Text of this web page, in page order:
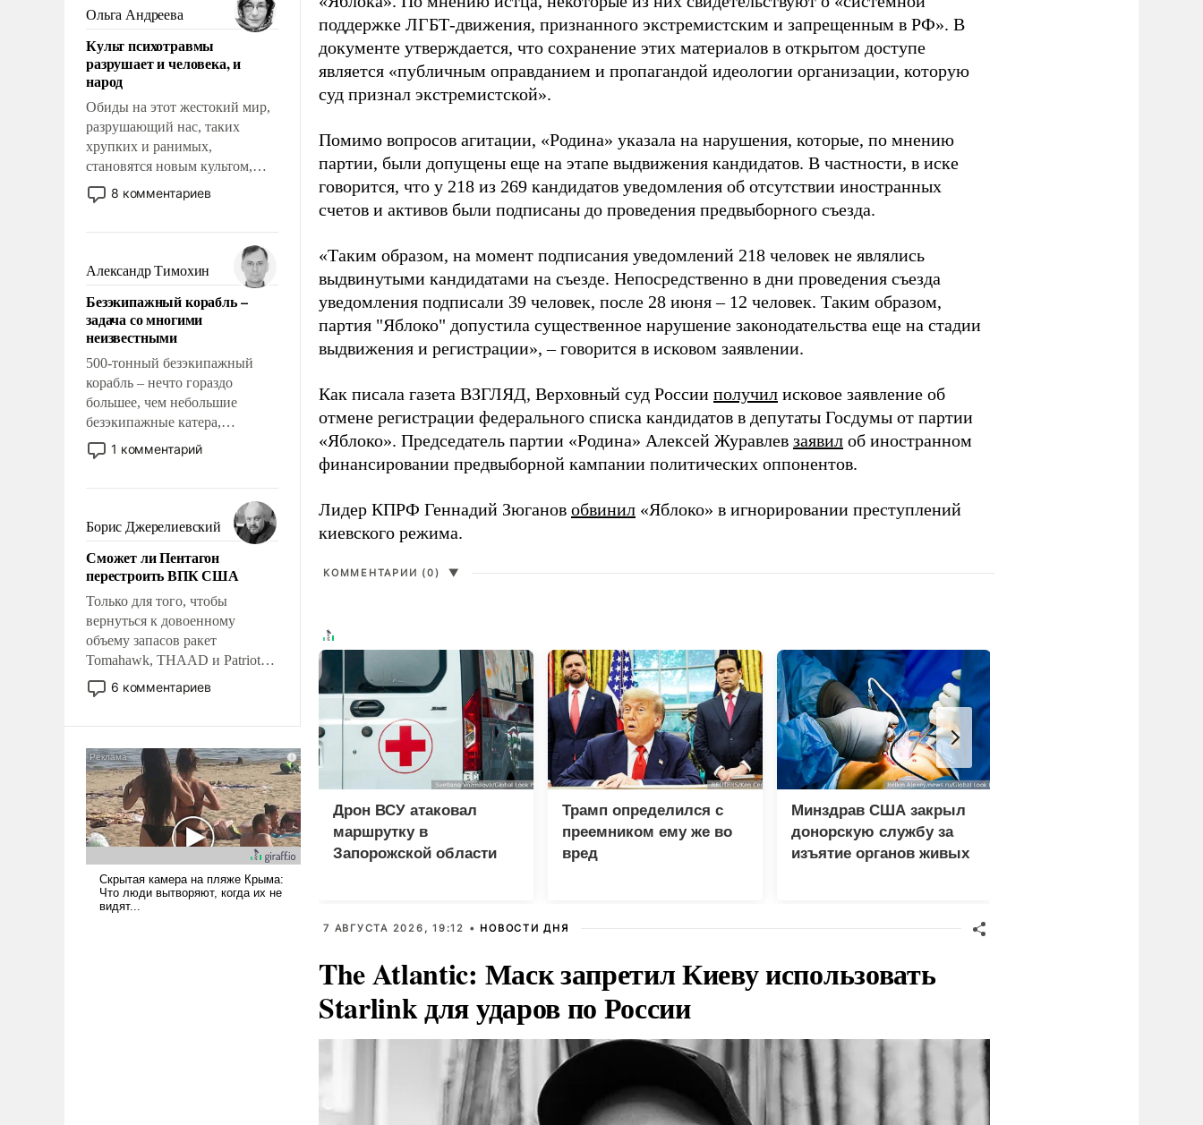
Ольга Андреева
Культ психотравмы
разрушает и человека, и
народ
Обиды на этот жестокий мир,
разрушающий нас, таких
хрупких и ранимых,
становятся новым культом,
постепенно вытесняя и
отменяя традиционное
мужественным и твердым под
ударами судьбы, брать на себя
ответственность, помогать
слабым, идти вперед и
адаптироваться.
8 комментариев
Александр Тимохин
Безэкипажный корабль –
задача со многими
неизвестными
500-тонный безэкипажный
корабль – нечто гораздо
большее, чем небольшие
безэкипажные катера,
применение которых уже
стало обыденностью. Задача по
сложна и амбициозна. Однако
и ее реализация радикально
поднимет наши боевые
возможности.
1 комментарий
Борис Джерелиевский
Сможет ли Пентагон
перестроить ВПК США
Только для того, чтобы
вернуться к довоенному
объему запасов ракет
Tomahawk, THAAD и Patriot
США потребуется более трех
лет. Даже небольшая война с
Сложившаяся ситуация
означает многолетний период
уязвимости США, например,
перед Китаем.
6 комментариев
поддержке ЛГБТ-движения, признанного экстремистским и запрещенным в РФ». В
документе утверждается, что сохранение этих материалов в открытом доступе
является «публичным оправданием и пропагандой идеологии организации, которую
суд признал экстремистской».
Помимо вопросов агитации, «Родина» указала на нарушения, которые, по мнению
партии, были допущены еще на этапе выдвижения кандидатов. В частности, в иске
говорится, что у 218 из 269 кандидатов уведомления об отсутствии иностранных
счетов и активов были подписаны до проведения предвыборного съезда.
«Таким образом, на момент подписания уведомлений 218 человек не являлись
выдвинутыми кандидатами на съезде. Непосредственно в дни проведения съезда
уведомления подписали 39 человек, после 28 июня – 12 человек. Таким образом,
партия "Яблоко" допустила существенное нарушение законодательства еще на стадии
выдвижения и регистрации», – говорится в исковом заявлении.
Как писала газета ВЗГЛЯД, Верховный суд России получил исковое заявление об
отмене регистрации федерального списка кандидатов в депутаты Госдумы от партии
«Яблоко». Председатель партии «Родина» Алексей Журавлев заявил об иностранном
финансировании предвыборной кампании политических оппонентов.
Лидер КПРФ Геннадий Зюганов обвинил «Яблоко» в игнорировании преступлений
киевского режима.
КОММЕНТАРИИ (0) ▼
Дрон ВСУ атаковал
маршрутку в
Запорожской области
Трамп определился с
преемником ему же во
вред
Минздрав США закрыл
донорскую службу за
изъятие органов живых
7 АВГУСТА 2026, 19:12 • НОВОСТИ ДНЯ
The Atlantic: Маск запретил Киеву использовать
Starlink для ударов по России